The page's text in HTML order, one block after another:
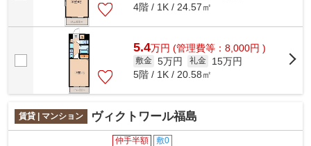
4階 / 1K / 24.57㎡
5.4万円 (管理費等：8,000円 )
敷金 5万円 礼金
15万円
5階 / 1K / 20.58㎡
賃貸 | マンション ヴィクトワール福島
仲手半額 敷0